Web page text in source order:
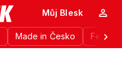
Made in Česko
Můj Blesk